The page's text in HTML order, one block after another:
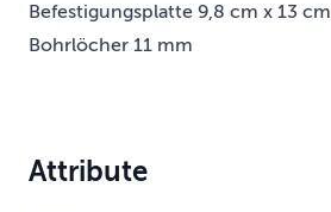
Befestigungsplatte 9,8 cm x 13 cm
Bohrlöcher 11 mm
Attribute